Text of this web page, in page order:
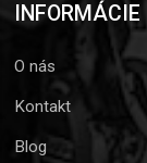
INFORMÁCIE
O nás
Kontakt
Blog